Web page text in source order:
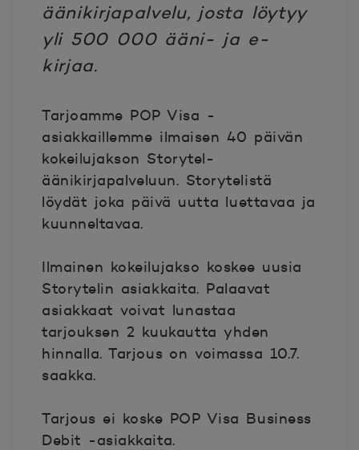
äänikirjapalvelu, josta löytyy
yli 500 000 ääni- ja e-
kirjaa.
Tarjoamme POP Visa -
asiakkaillemme ilmaisen 40 päivän
kokeilujakson Storytel-
äänikirjapalveluun. Storytelistä
löydät joka päivä uutta luettavaa ja
kuunneltavaa.
Ilmainen kokeilujakso koskee uusia
Storytelin asiakkaita. Palaavat
asiakkaat voivat lunastaa
tarjouksen 2 kuukautta yhden
hinnalla. Tarjous on voimassa 10.7.
saakka.
Tarjous ei koske POP Visa Business
Debit -asiakkaita.